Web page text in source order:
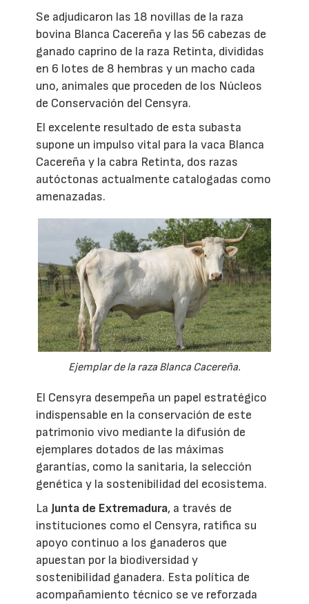
Se adjudicaron las 18 novillas de la raza
bovina Blanca Cacereña y las 56 cabezas de
ganado caprino de la raza Retinta, divididas
en 6 lotes de 8 hembras y un macho cada
uno, animales que proceden de los Núcleos
de Conservación del Censyra.
El excelente resultado de esta subasta
supone un impulso vital para la vaca Blanca
Cacereña y la cabra Retinta, dos razas
autóctonas actualmente catalogadas como
amenazadas.
Ejemplar de la raza Blanca Cacereña.
El Censyra desempeña un papel estratégico
indispensable en la conservación de este
patrimonio vivo mediante la difusión de
ejemplares dotados de las máximas
garantías, como la sanitaria, la selección
genética y la sostenibilidad del ecosistema.
La Junta de Extremadura, a través de
instituciones como el Censyra, ratifica su
apoyo continuo a los ganaderos que
apuestan por la biodiversidad y
sostenibilidad ganadera. Esta política de
acompañamiento técnico se ve reforzada